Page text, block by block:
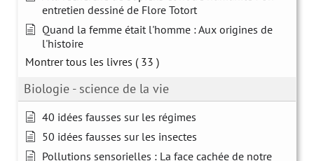
entretien dessiné de Flore Totort
Quand la femme était l'homme : Aux origines de
l'histoire
Montrer tous les livres ( 33 )
Biologie - science de la vie
40 idées fausses sur les régimes
50 idées fausses sur les insectes
Pollutions sensorielles : La face cachée de notre